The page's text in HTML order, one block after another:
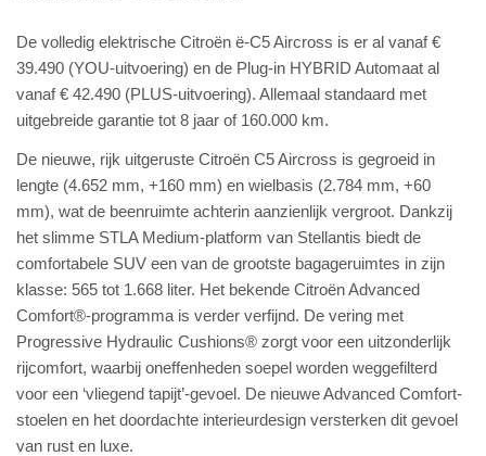
De volledig elektrische Citroën ë‑C5 Aircross is er al vanaf €
39.490 (YOU-uitvoering) en de Plug‑in HYBRID Automaat al
vanaf € 42.490 (PLUS-uitvoering). Allemaal standaard met
uitgebreide garantie tot 8 jaar of 160.000 km.
De nieuwe, rijk uitgeruste Citroën C5 Aircross is gegroeid in
lengte (4.652 mm, +160 mm) en wielbasis (2.784 mm, +60
mm), wat de beenruimte achterin aanzienlijk vergroot. Dankzij
het slimme STLA Medium-platform van Stellantis biedt de
comfortabele SUV een van de grootste bagageruimtes in zijn
klasse: 565 tot 1.668 liter. Het bekende Citroën Advanced
Comfort®-programma is verder verfijnd. De vering met
Progressive Hydraulic Cushions® zorgt voor een uitzonderlijk
rijcomfort, waarbij oneffenheden soepel worden weggefilterd
voor een ‘vliegend tapijt’-gevoel. De nieuwe Advanced Comfort-
stoelen en het doordachte interieurdesign versterken dit gevoel
van rust en luxe.